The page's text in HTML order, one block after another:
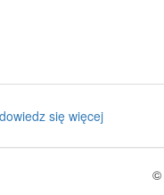
się więcej
©